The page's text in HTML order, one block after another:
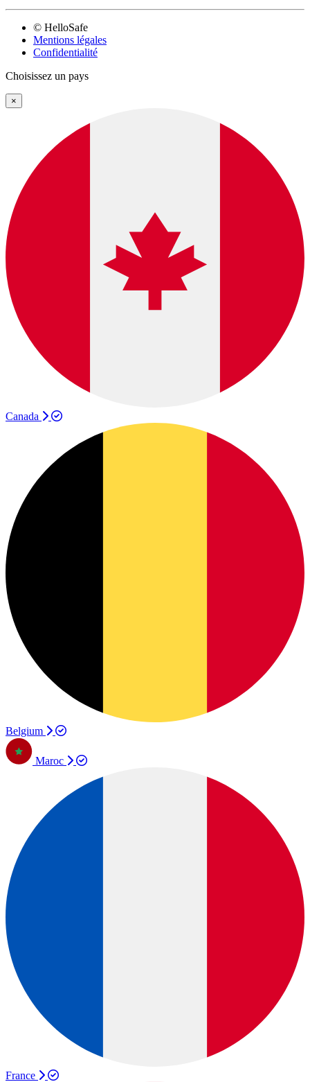
© HelloSafe
Mentions légales
Confidentialité
Choisissez un pays
×
Canada
Belgium
Maroc
France